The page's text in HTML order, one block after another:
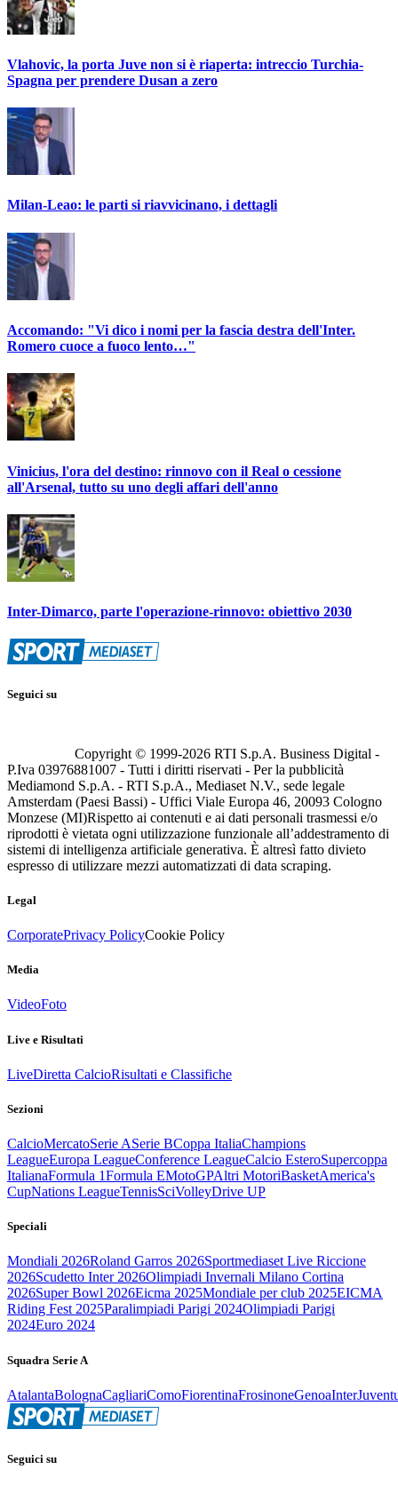
Vlahovic, la porta Juve non si è riaperta: intreccio Turchia-
Spagna per prendere Dusan a zero
Milan-Leao: le parti si riavvicinano, i dettagli
Accomando: "Vi dico i nomi per la fascia destra dell'Inter.
Romero cuoce a fuoco lento…"
Vinicius, l'ora del destino: rinnovo con il Real o cessione
all'Arsenal, tutto su uno degli affari dell'anno
Inter-Dimarco, parte l'operazione-rinnovo: obiettivo 2030
Seguici su
Copyright © 1999-2026 RTI S.p.A. Business Digital -
P.Iva 03976881007 - Tutti i diritti riservati - Per la pubblicità
Mediamond S.p.A. - RTI S.p.A., Mediaset N.V., sede legale
Amsterdam (Paesi Bassi) - Uffici Viale Europa 46, 20093 Cologno
Monzese (MI)Rispetto ai contenuti e ai dati personali trasmessi e/o
riprodotti è vietata ogni utilizzazione funzionale all’addestramento di
sistemi di intelligenza artificiale generativa. È altresì fatto divieto
espresso di utilizzare mezzi automatizzati di data scraping.
Legal
CorporatePrivacy PolicyCookie Policy
Media
VideoFoto
Live e Risultati
LiveDiretta CalcioRisultati e Classifiche
Sezioni
CalcioMercatoSerie ASerie BCoppa ItaliaChampions
LeagueEuropa LeagueConference LeagueCalcio EsteroSupercoppa
ItalianaFormula 1Formula EMotoGPAltri MotoriBasketAmerica's
CupNations LeagueTennisSciVolleyDrive UP
Speciali
Mondiali 2026Roland Garros 2026Sportmediaset Live Riccione
2026Scudetto Inter 2026Olimpiadi Invernali Milano Cortina
2026Super Bowl 2026Eicma 2025Mondiale per club 2025EICMA
Riding Fest 2025Paralimpiadi Parigi 2024Olimpiadi Parigi
2024Euro 2024
Squadra Serie A
AtalantaBolognaCagliariComoFiorentinaFrosinoneGenoaInter
Seguici su